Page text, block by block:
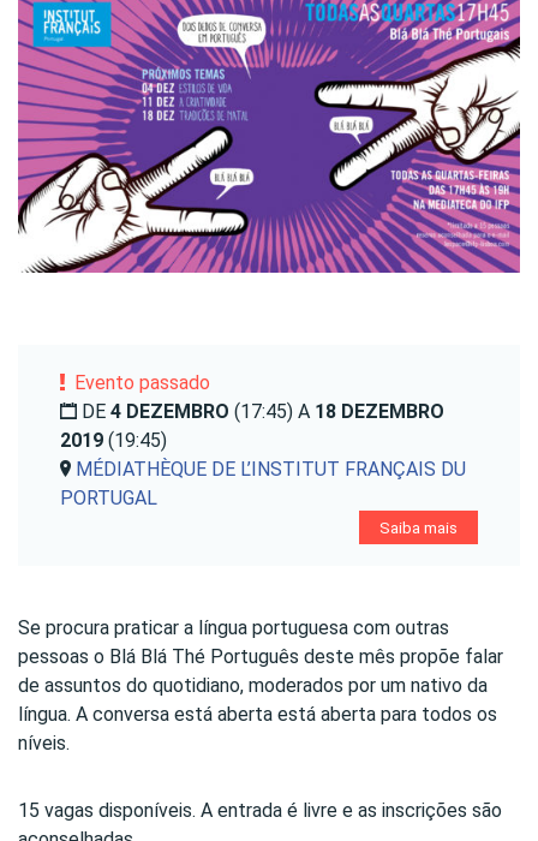
Evento passado
DE 4 DEZEMBRO (17:45) A 18 DEZEMBRO
2019 (19:45)
MÉDIATHÈQUE DE L’INSTITUT FRANÇAIS DU
PORTUGAL
Saiba mais
Se procura praticar a língua portuguesa com outras
pessoas o Blá Blá Thé Português deste mês propõe falar
de assuntos do quotidiano, moderados por um nativo da
língua. A conversa está aberta está aberta para todos os
níveis.
15 vagas disponíveis. A entrada é livre e as inscrições são